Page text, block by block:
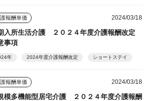
報酬単価 2024/03/18
入所生活介護 ２０２４年度介護報酬改定
事項
年 2024年度介護報酬改定 ショートステイ
報酬単価 2024/03/18
模多機能型居宅介護 ２０２４年度介護報酬